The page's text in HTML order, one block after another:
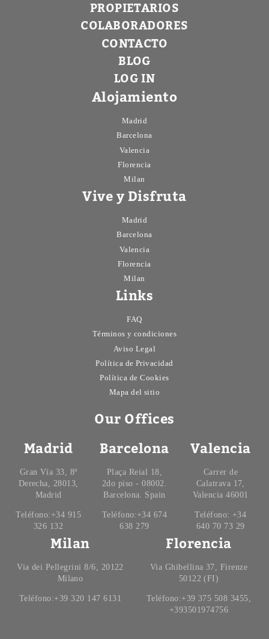
PROPIETARIOS
COLABORADORES
CONTACTO
BLOG
LOG IN
Alojamiento
Madrid
Barcelona
Valencia
Florencia
Milan
Vive y Disfruta
Madrid
Barcelona
Valencia
Florencia
Milan
Links
FAQ
Términos y condiciones
Aviso Legal
Política de Privacidad
Política de Cookies
Mapa del sitio
Our Offices
Madrid
Gran Vía 33, 8º
Derecha, 28013,
Madrid
Teléfono:+34 915
326 132
Barcelona
Plaça Reial 18,
2do piso - 08002.
Barcelona. Spain
Teléfono:+34 674
638 279
Valencia
Carrer de
Calatrava 17,
Valencia 46001
Teléfono: +34
640 70 73 29
Milan
Via dei Pellegrini 8/6, 20122
Milano
Teléfono:+39 320 147 6131
Florencia
Via Ghibellina 37, Firenze
50122 (FI)
Teléfono:+39 375 508 3455,
+393501974756